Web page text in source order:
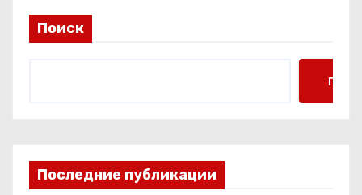
Поиск
Поиск
Последние публикации